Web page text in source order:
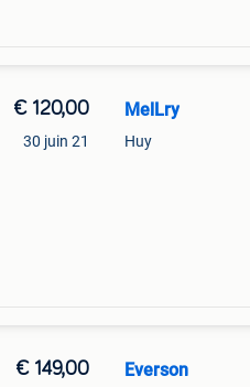
€ 120,00
30 juin 21
MelLry
Huy
€ 149,00 Everson